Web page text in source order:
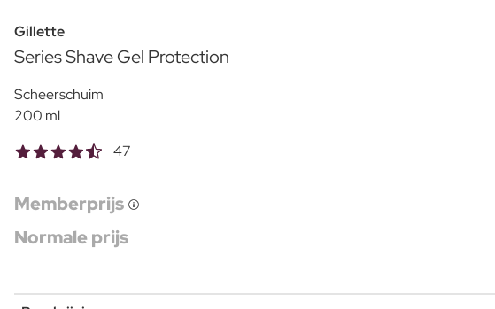
OUTLET
Gillette
Series Shave Gel Protection
Scheerschuim
200 ml
47
Memberprijs
Normale prijs